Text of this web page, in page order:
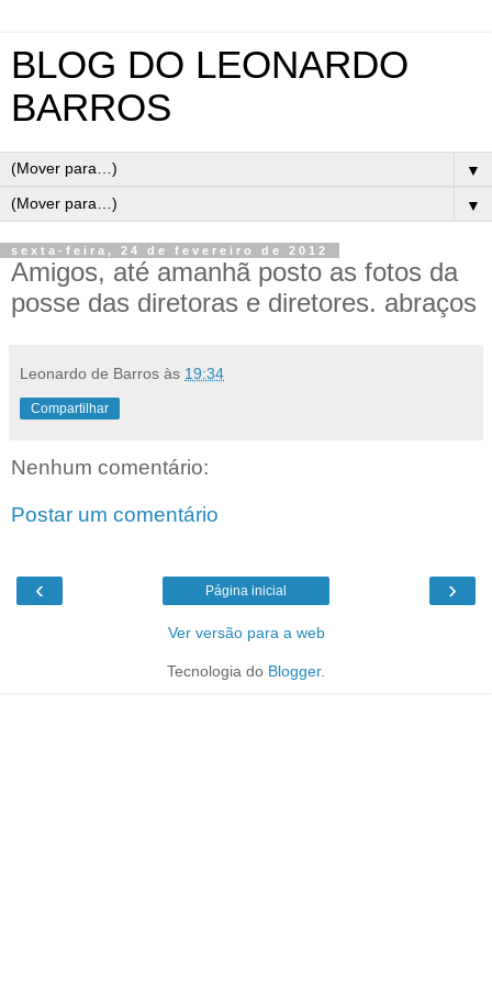
BLOG DO LEONARDO
BARROS
▼
▼
sexta-feira, 24 de fevereiro de 2012
Amigos, até amanhã posto as fotos da
posse das diretoras e diretores. abraços
Leonardo de Barros às 19:34
Compartilhar
Nenhum comentário:
Postar um comentário
‹ ›
Página inicial
Ver versão para a web
Tecnologia do Blogger.